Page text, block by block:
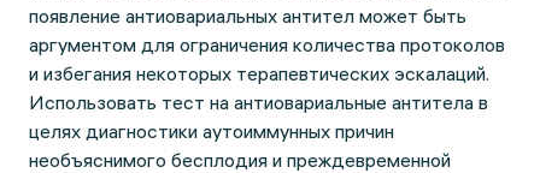
появление антиовариальных антител может быть
аргументом для ограничения количества протоколов
и избегания некоторых терапевтических эскалаций.
Использовать тест на антиовариальные антитела в
целях диагностики аутоиммунных причин
необъяснимого бесплодия и преждевременной